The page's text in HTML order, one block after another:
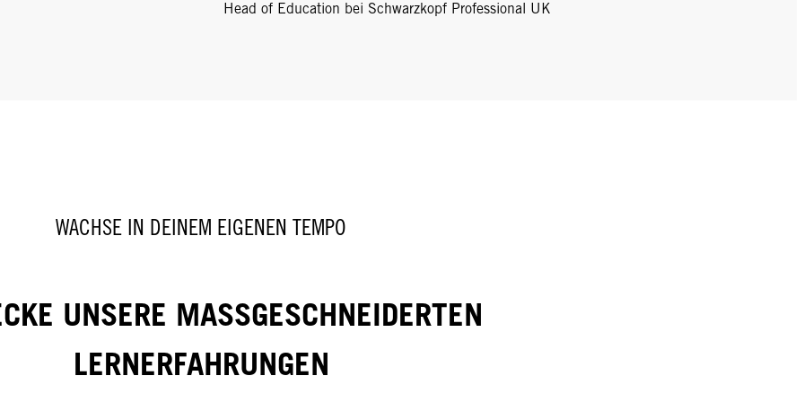
Head of Education bei Schwarzkopf Professional UK
WACHSE IN DEINEM EIGENEN TEMPO
UNSERE MASSGESCHNEIDERTEN
LERNERFAHRUNGEN